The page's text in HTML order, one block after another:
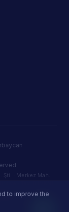
to improve the
· Merkez Mah.
· Tax ID (VKN):
Policy